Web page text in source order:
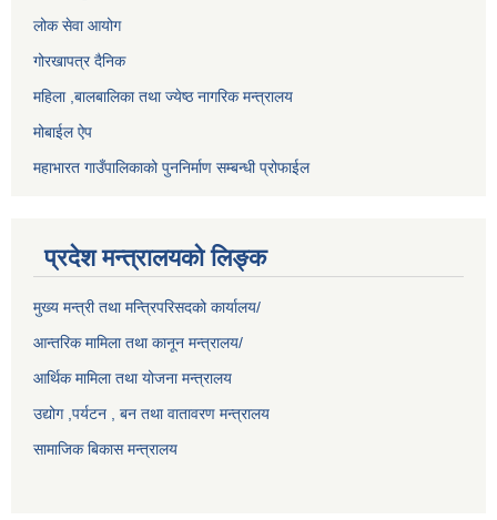
लोक सेवा आयोग
गोरखापत्र दैनिक
महिला ,बालबालिका तथा ज्येष्ठ नागरिक मन्त्रालय
मोबाईल ऐप
महाभारत गाउँपालिकाको पुननिर्माण सम्बन्धी प्रोफाईल
प्रदेश मन्त्रालयको लिङ्क
मुख्य मन्त्री तथा मन्त्रिपरिसदको कार्यालय/
आन्तरिक मामिला तथा कानून मन्त्रालय/
आर्थिक मामिला तथा योजना मन्त्रालय
उद्योग ,पर्यटन , बन तथा वातावरण मन्त्रालय
सामाजिक बिकास मन्त्रालय